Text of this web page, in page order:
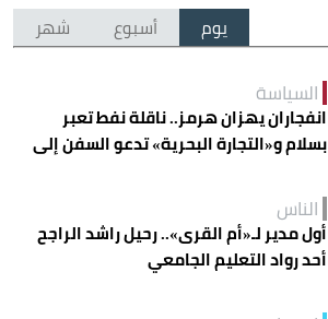
يوم أسبوع شهر
السياسة
انفجاران يهزان هرمز.. ناقلة نفط تعبر
بسلام و«التجارة البحرية» تدعو السفن إلى
الناس
أول مدير لـ«أم القرى».. رحيل راشد الراجح
أحد رواد التعليم الجامعي